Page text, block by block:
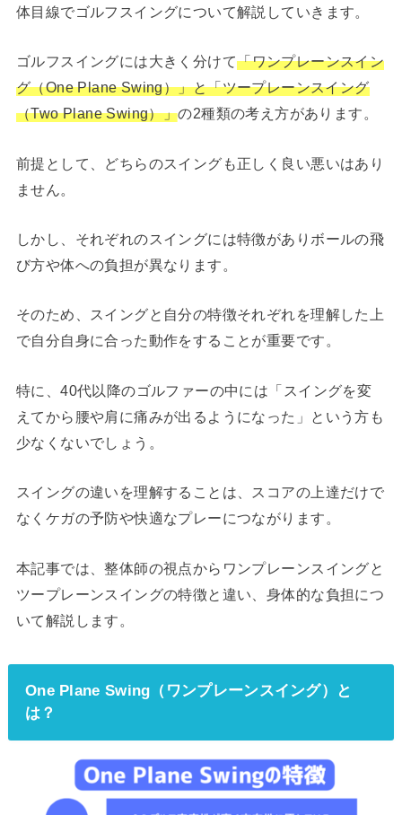
体目線でゴルフスイングについて解説していきます。
ゴルフスイングには大きく分けて「ワンプレーンスイン
グ（One Plane Swing）」と「ツープレーンスイング
（Two Plane Swing）」の2種類の考え方があります。
前提として、どちらのスイングも正しく良い悪いはあり
ません。
しかし、それぞれのスイングには特徴がありボールの飛
び方や体への負担が異なります。
そのため、スイングと自分の特徴それぞれを理解した上
で自分自身に合った動作をすることが重要です。
特に、40代以降のゴルファーの中には「スイングを変
えてから腰や肩に痛みが出るようになった」という方も
少なくないでしょう。
スイングの違いを理解することは、スコアの上達だけで
なくケガの予防や快適なプレーにつながります。
本記事では、整体師の視点からワンプレーンスイングと
ツープレーンスイングの特徴と違い、身体的な負担につ
いて解説します。
One Plane Swing（ワンプレーンスイング）と
は？